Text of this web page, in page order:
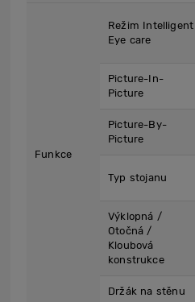
Funkce
Režim Intelligent
Eye care
Picture-In-
Picture
Picture-By-
Picture
Typ stojanu
Výklopná /
Otočná /
Kloubová
konstrukce
Držák na stěnu